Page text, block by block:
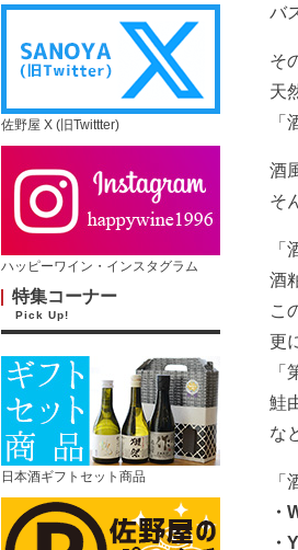
佐野屋 X (旧Twittter)
ハッピーワイン・インスタグラム
特集コーナー
Pick Up!
日本酒ギフトセット商品
バ
そ
天
酒
そ
酒
こ
更
鮭
な
・
・